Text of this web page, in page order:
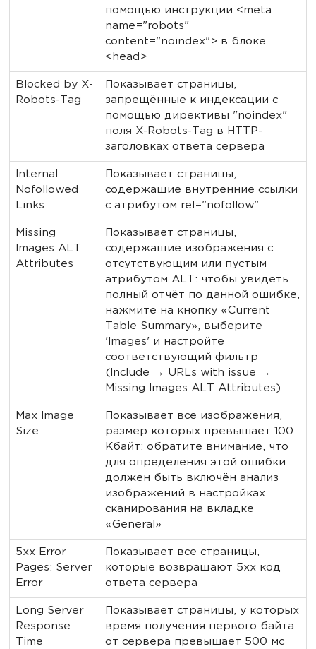
помощью инструкции <meta
name="robots"
content="noindex"> в блоке
<head>
Blocked by X-
Robots-Tag
Показывает страницы,
запрещённые к индексации с
помощью директивы "noindex"
поля X-Robots-Tag в HTTP-
заголовках ответа сервера
Internal
Nofollowed
Links
Показывает страницы,
содержащие внутренние ссылки
с атрибутом rel="nofollow"
Missing
Images ALT
Attributes
Показывает страницы,
содержащие изображения с
отсутствующим или пустым
атрибутом ALT: чтобы увидеть
полный отчёт по данной ошибке,
нажмите на кнопку «Current
Table Summary», выберите
'Images' и настройте
соответствующий фильтр
(Include → URLs with issue →
Missing Images ALT Attributes)
Max Image
Size
Показывает все изображения,
размер которых превышает 100
Кбайт: обратите внимание, что
для определения этой ошибки
должен быть включён анализ
изображений в настройках
сканирования на вкладке
«General»
5xx Error
Pages: Server
Error
Показывает все страницы,
которые возвращают 5xx код
ответа сервера
Long Server
Response
Time
Показывает страницы, у которых
время получения первого байта
от сервера превышает 500 мс